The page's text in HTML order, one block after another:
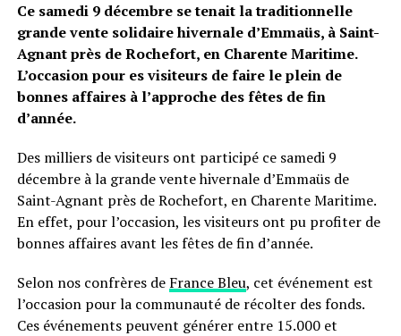
Ce samedi 9 décembre se tenait la traditionnelle
grande vente solidaire hivernale d’Emmaüs, à Saint-
Agnant près de Rochefort, en Charente Maritime.
L’occasion pour es visiteurs de faire le plein de
bonnes affaires à l’approche des fêtes de fin
d’année.
Des milliers de visiteurs ont participé ce samedi 9
décembre à la grande vente hivernale d’Emmaüs de
Saint-Agnant près de Rochefort, en Charente Maritime.
En effet, pour l’occasion, les visiteurs ont pu profiter de
bonnes affaires avant les fêtes de fin d’année.
Selon nos confrères de France Bleu, cet événement est
l’occasion pour la communauté de récolter des fonds.
Ces événements peuvent générer entre 15.000 et